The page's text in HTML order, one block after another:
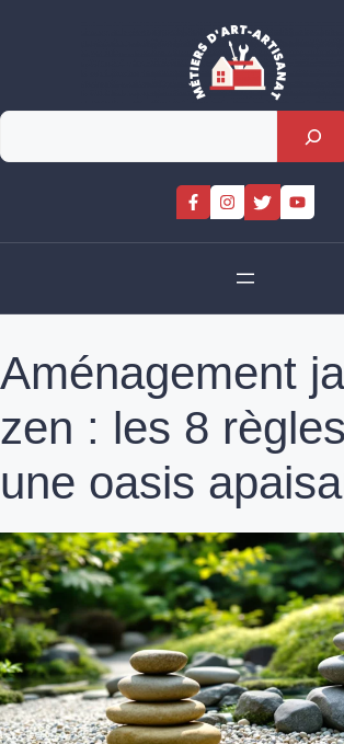
Rechercher
Aménagement
zen : les 8
une oasis